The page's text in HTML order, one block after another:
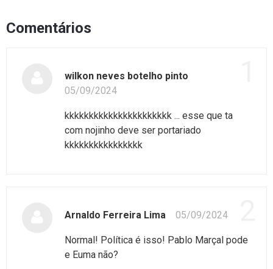
Comentários
wilkon neves botelho pinto
05/09/2024
kkkkkkkkkkkkkkkkkkkkkk ... esse que ta
com nojinho deve ser portariado
kkkkkkkkkkkkkkkk
Arnaldo Ferreira Lima 05/09/2024
Normal! Política é isso! Pablo Marçal pode
e Euma não?